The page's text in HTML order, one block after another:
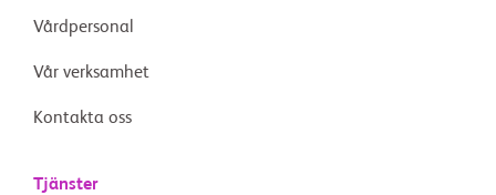
Vårdpersonal
Vår verksamhet
Kontakta oss
Tjänster